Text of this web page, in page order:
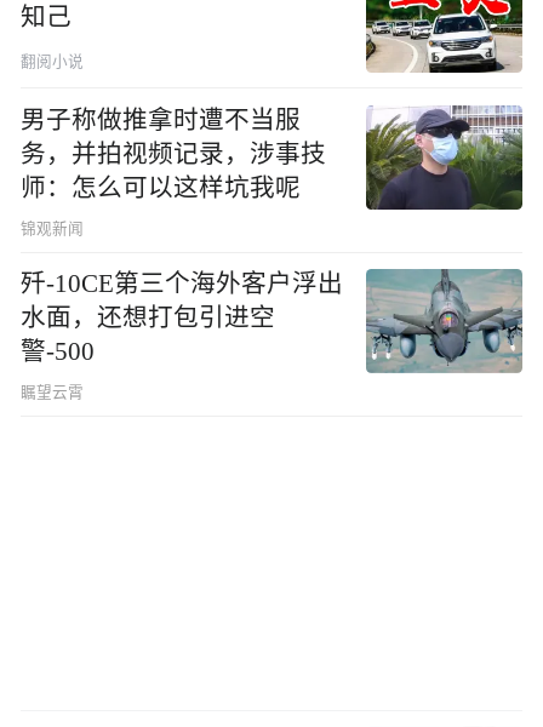
知己
翻阅小说
男子称做推拿时遭不当服
务，并拍视频记录，涉事技
师：怎么可以这样坑我呢
锦观新闻
歼-10CE第三个海外客户浮出
水面，还想打包引进空
警-500
瞩望云霄